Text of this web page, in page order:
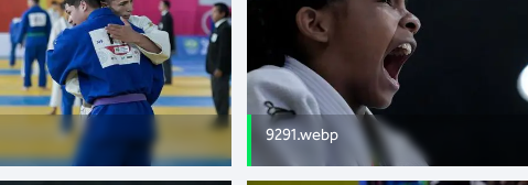
9291.webp